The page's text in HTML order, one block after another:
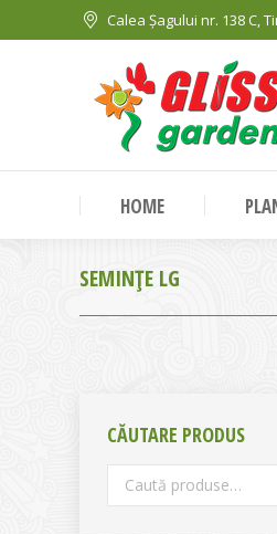
Calea Șagului nr. 138 C,
HOME
SEMINȚE LG
CĂUTARE PRODUS